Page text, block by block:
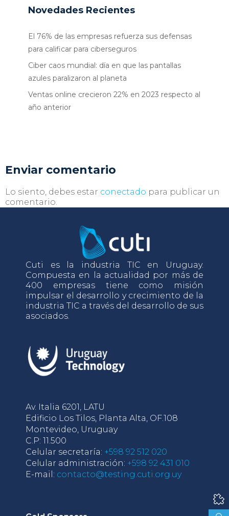
Novedades Recientes
El 76% de las empresas refuerza sus defensas
para calificar para ciberseguros
Ciber caos mundial: día en que las pantallas
azules paralizaron al planeta
Ventas online crecieron 22% en 2023 respecto al
año anterior
Enviar comentario
Lo siento, debes estar conectado para publicar un
comentario.
Cuti es la industria TIC en Uruguay.
Compuesta en la actualidad por más de
400 empresas tiene como misión
impulsar el desarrollo y crecimiento de la
industria TIC a través del desarrollo de sus
asociados.
Av. Italia 6201, LATU
Edificio Los Tilos, Planta Alta, OF.108
Montevideo, Uruguay
C.P: 11.500
Celular secretaría: +598 92 512 020
Celular administración: +598 92 431 010
E-mail: contacto@testing.cuti.org.uy